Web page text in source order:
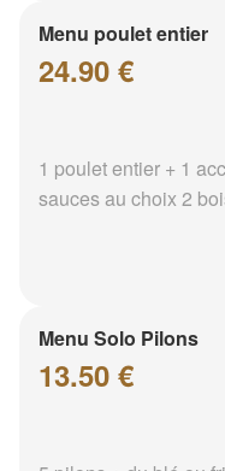
Menu poulet entier
24.90 €
1 poulet entier + 1
sauces au choix 2
Menu Solo Pilons
13.50 €